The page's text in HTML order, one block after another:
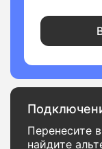
Перенесите
найдите